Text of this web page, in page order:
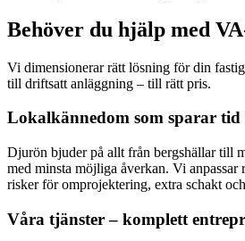
Behöver du hjälp med
Vi dimensionerar rätt lösning för din
till driftsatt anläggning – till rätt pris.
Lokalkännedom som sparar tid
Djurön bjuder på allt från bergshällar till
med minsta möjliga åverkan. Vi
risker för omprojektering, extra schakt
Våra tjänster – komplett